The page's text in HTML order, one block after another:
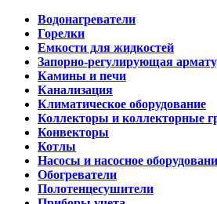
Водонагреватели
Горелки
Емкости для жидкостей
Запорно-регулирующая
Камины и печи
Канализация
Климатическое оборудование
Коллекторы и коллекторные
Конвекторы
Котлы
Насосы и насосное
Обогреватели
Полотенцесушители